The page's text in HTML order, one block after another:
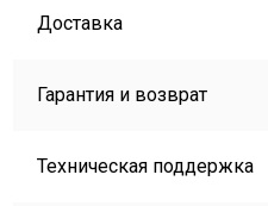
Доставка
Гарантия и возврат
Техническая поддержка